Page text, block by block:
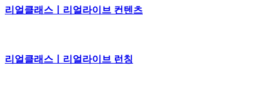
리얼클래스ㅣ리얼라이브 컨텐츠
리얼클래스ㅣ리얼라이브 런칭